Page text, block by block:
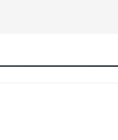
Hadida